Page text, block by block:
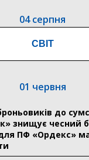
04 серпня
програму
перша
СВІТ
01 червня
до
знищує чесний
ПФ «Ордекс»